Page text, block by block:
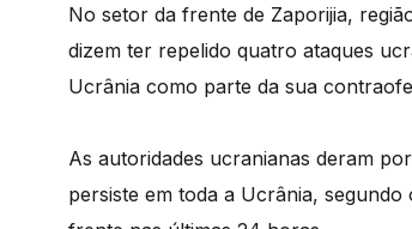
No setor da frente de Zaporijia,
dizem ter repelido quatro ataques
Ucrânia como parte da sua
As autoridades ucranianas deram
persiste em toda a Ucrânia,